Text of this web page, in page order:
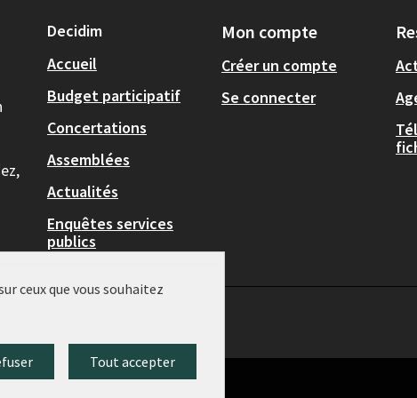
Decidim
Accueil
Budget participatif
Concertations
Assemblées
Actualités
Enquêtes services
publics
Mon compte
Créer un compte
Se connecter
ceux que vous souhaitez
Tout accepter